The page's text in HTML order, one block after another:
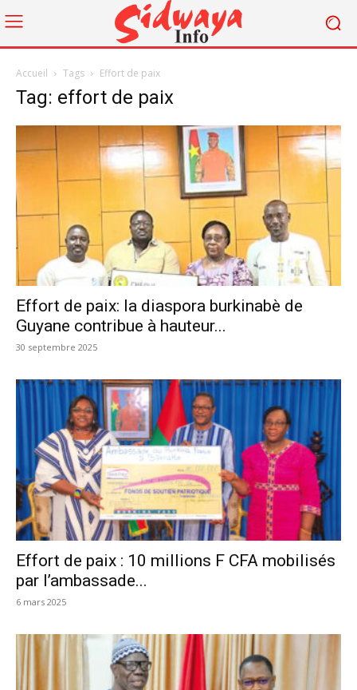
Accueil Tags Effort de paix
Tag: effort de paix
Effort de paix: la diaspora burkinabè de
Guyane contribue à hauteur...
30 septembre 2025
Effort de paix : 10 millions F CFA mobilisés
par l’ambassade...
6 mars 2025